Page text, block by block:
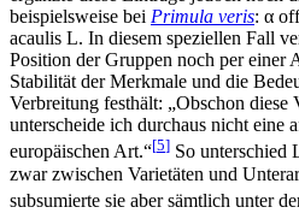
beispielsweise bei Primula veris: α
acaulis L. In diesem speziellen Fall
Position der Gruppen noch per einer
Stabilität der Merkmale und die
Verbreitung festhält: „Obschon diese
unterscheide ich durchaus nicht eine
europäischen Art.“[5] So unterschied
zwar zwischen Varietäten und
subsumierte sie aber sämtlich unter